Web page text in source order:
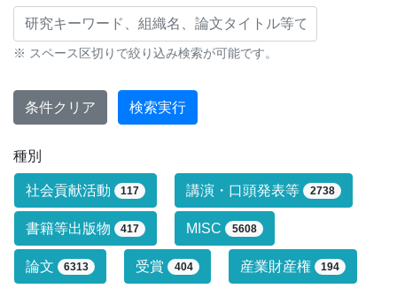
※ スペース区切りで絞り込み検索が可能です。
条件クリア 検索実行
種別
研究業績タイプによる絞り込み条件で
社会貢献活動 117 講演・口頭発表等 2738
書籍等出版物 417 MISC 5608
論文 6313 受賞 404 産業財産権 194